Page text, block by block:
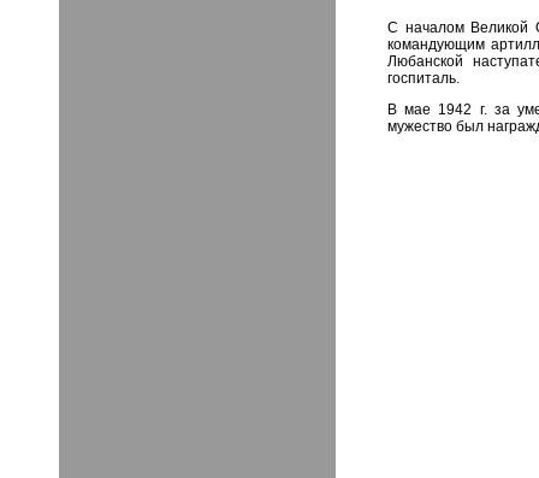
С началом Великой
командующим
Любанской
госпиталь.
В мае 1942 г. за
мужество был